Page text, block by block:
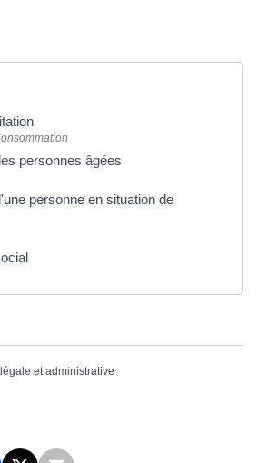
personnes âgées
personne en situation de
et administrative